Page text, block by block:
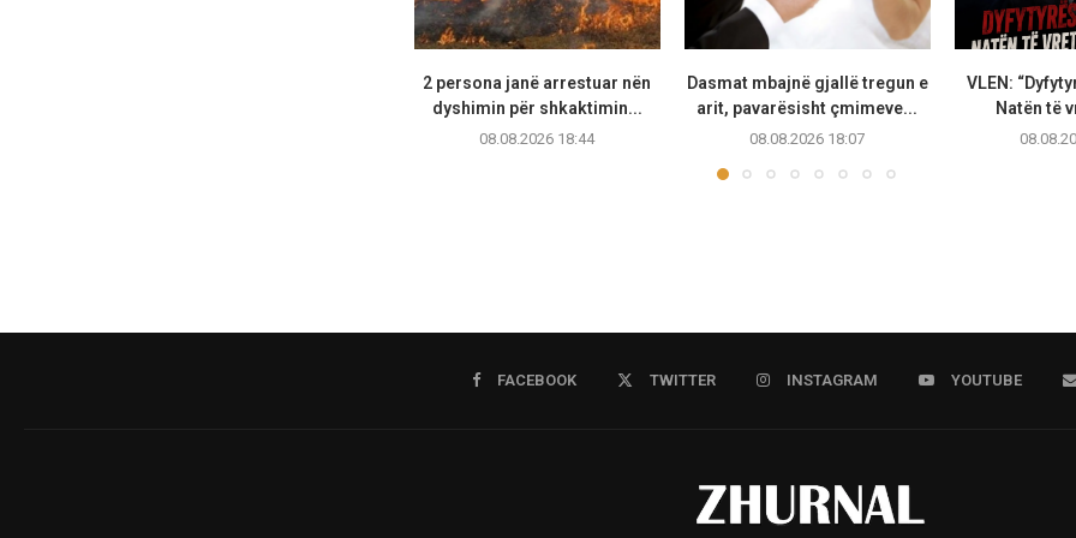
2 persona janë arrestuar nën
dyshimin për shkaktimin...
08.08.2026 18:44
Dasmat mbajnë gjallë tregun e
arit, pavarësisht çmimeve...
08.08.2026 18:07
VLEN:
Natën të
FACEBOOK TWITTER INSTAGRAM YOUTUBE